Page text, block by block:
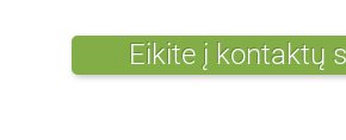
Eikite į kontaktų